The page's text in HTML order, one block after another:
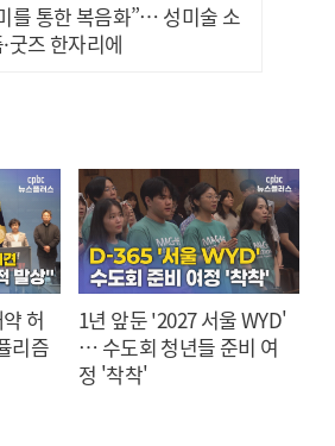
를 통한 복음화”… 성미술 소
굿즈 한자리에
허
리즘
1년 앞둔 '2027 서울 WYD'
… 수도회 청년들 준비 여
정 '착착'